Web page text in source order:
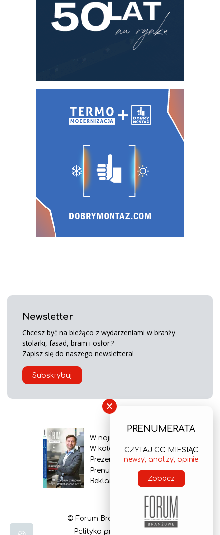
Newsletter
Chcesz być na bieżąco z wydarzeniami w branży
stolarki, fasad, bram i osłon?
Zapisz się do naszego newslettera!
Subskrybuj
W najnowszym wydaniu
W kolejnym numerze
Prezentacja gazety
Prenumerata
Reklama
© Forum Branżowe 2026
Polityka prywatności
×
PRENUMERATA
CZYTAJ CO MIESIĄC
newsy, analizy, opinie
Zobacz